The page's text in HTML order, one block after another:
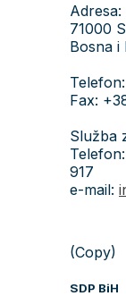
Adresa:
71000
Bosna i
Fax:
Služba
917
e-mail:
(Copy)
SDP BiH